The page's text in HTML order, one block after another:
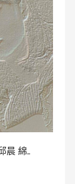
晨 綿…